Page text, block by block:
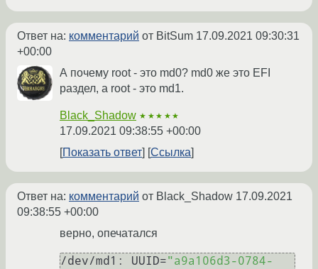
Ответ на: комментарий от BitSum 17.09.2021 09:30:31
+00:00
А почему root - это md0? md0 же это EFI
раздел, а root - это md1.
Black_Shadow ★★★★★
17.09.2021 09:38:55 +00:00
Показать ответ
Ссылка
Ответ на: комментарий от Black_Shadow 17.09.2021
09:38:55 +00:00
верно, опечатался
/dev/md1: UUID="a9a106d3-0784-